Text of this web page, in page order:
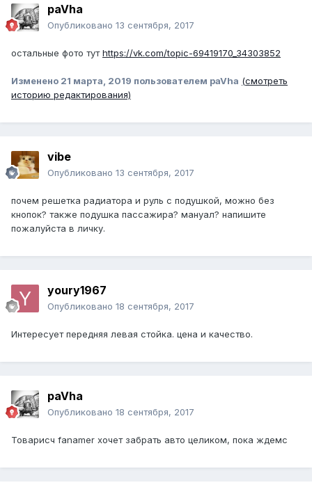
paVha
Опубликовано 13 сентября, 2017
остальные фото тутhttps://vk.com/topic-69419170_34303852
Изменено 21 марта, 2019 пользователем paVha (смотреть
историю редактирования)
vibe
Опубликовано 13 сентября, 2017
почем решетка радиатора и руль с подушкой, можно без
кнопок? также подушка пассажира? мануал? напишите
пожалуйста в личку.
youry1967
Опубликовано 18 сентября, 2017
Интересует передняя левая стойка. цена и качество.
paVha
Опубликовано 18 сентября, 2017
Товарисч fanamer хочет забрать авто целиком, пока ждемс